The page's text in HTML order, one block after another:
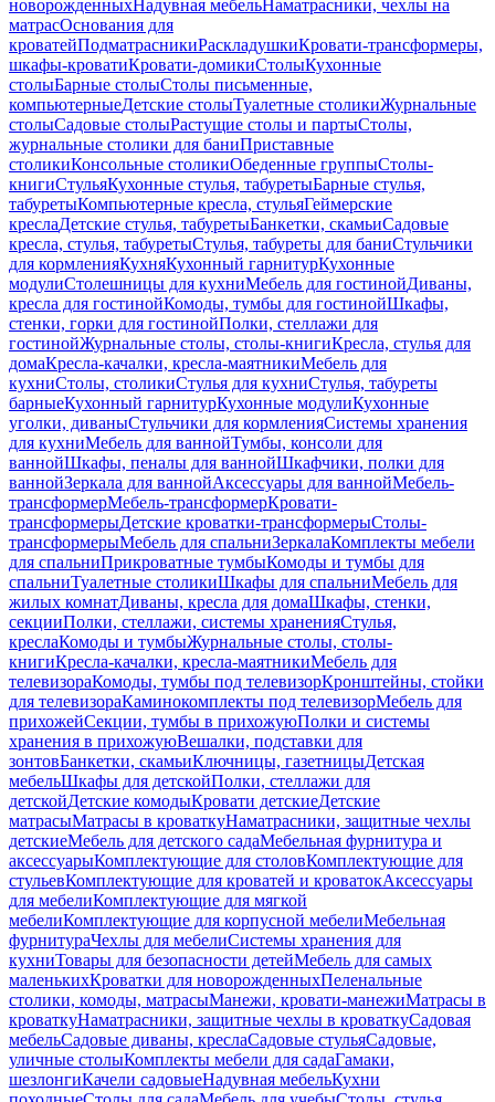
новорожденныхНадувная мебельНаматрасники, чехлы на
матрасОснования для
кроватейПодматрасникиРаскладушкиКровати-трансформеры,
шкафы-кроватиКровати-домикиСтолыКухонные
столыБарные столыСтолы письменные,
компьютерныеДетские столыТуалетные столикиЖурнальные
столыСадовые столыРастущие столы и партыСтолы,
журнальные столики для баниПриставные
столикиКонсольные столикиОбеденные группыСтолы-
книгиСтульяКухонные стулья, табуретыБарные стулья,
табуретыКомпьютерные кресла, стульяГеймерские
креслаДетские стулья, табуретыБанкетки, скамьиСадовые
кресла, стулья, табуретыСтулья, табуреты для баниСтульчики
для кормленияКухняКухонный гарнитурКухонные
модулиСтолешницы для кухниМебель для гостинойДиваны,
кресла для гостинойКомоды, тумбы для гостинойШкафы,
стенки, горки для гостинойПолки, стеллажи для
гостинойЖурнальные столы, столы-книгиКресла, стулья для
домаКресла-качалки, кресла-маятникиМебель для
кухниСтолы, столикиСтулья для кухниСтулья, табуреты
барныеКухонный гарнитурКухонные модулиКухонные
уголки, диваныСтульчики для кормленияСистемы хранения
для кухниМебель для ваннойТумбы, консоли для
ваннойШкафы, пеналы для ваннойШкафчики, полки для
ваннойЗеркала для ваннойАксессуары для ваннойМебель-
трансформерМебель-трансформерКровати-
трансформерыДетские кроватки-трансформерыСтолы-
трансформерыМебель для спальниЗеркалаКомплекты мебели
для спальниПрикроватные тумбыКомоды и тумбы для
спальниТуалетные столикиШкафы для спальниМебель для
жилых комнатДиваны, кресла для домаШкафы, стенки,
секцииПолки, стеллажи, системы храненияСтулья,
креслаКомоды и тумбыЖурнальные столы, столы-
книгиКресла-качалки, кресла-маятникиМебель для
телевизораКомоды, тумбы под телевизорКронштейны, стойки
для телевизораКаминокомплекты под телевизорМебель для
прихожейСекции, тумбы в прихожуюПолки и системы
хранения в прихожуюВешалки, подставки для
зонтовБанкетки, скамьиКлючницы, газетницыДетская
мебельШкафы для детскойПолки, стеллажи для
детскойДетские комодыКровати детскиеДетские
матрасыМатрасы в кроваткуНаматрасники, защитные чехлы
детскиеМебель для детского садаМебельная фурнитура и
аксессуарыКомплектующие для столовКомплектующие для
стульевКомплектующие для кроватей и кроватокАксессуары
для мебелиКомплектующие для мягкой
мебелиКомплектующие для корпусной мебелиМебельная
фурнитураЧехлы для мебелиСистемы хранения для
кухниТовары для безопасности детейМебель для самых
маленькихКроватки для новорожденныхПеленальные
столики, комоды, матрасыМанежи, кровати-манежиМатрасы в
кроваткуНаматрасники, защитные чехлы в кроваткуСадовая
мебельСадовые диваны, креслаСадовые стульяСадовые,
уличные столыКомплекты мебели для садаГамаки,
шезлонгиКачели садовыеНадувная мебельКухни